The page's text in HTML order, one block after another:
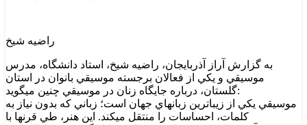
راضيه شيخ
به گزارش آراز آذربايجان، راضيه شيخ، استاد دانشگاه، مدرس
موسيقي و يکي از فعالان برجسته موسيقي بانوان در استان
گلستان، درباره جايگاه زنان در موسيقي چنين ميگويد:
موسيقي يکي از زيباترين زبانهاي جهان است؛ زباني که بدون نياز به
کلمات، احساسات را منتقل ميکند. اين هنر، طي قرنها با